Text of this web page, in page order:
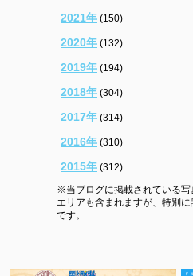
2021年 (150)
2020年 (132)
2019年 (194)
2018年 (304)
2017年 (314)
2016年 (310)
2015年 (312)
※当ブログに掲載されている
エリアも含まれますが、特別
です。